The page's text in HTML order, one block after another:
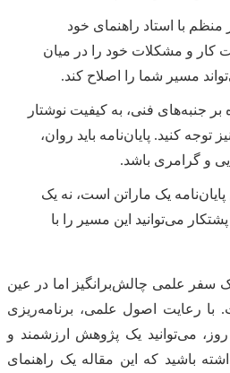
منظم با استاد راهنمای خود
کار و مشکلات خود را در میان
مسیر شما را اصلاح کند.
بر جنبه‌های فنی، به کیفیت نوشتار
نیز توجه کنید. پایان‌نامه باید روان،
و گرامری باشد.
یک ماراتن است، نه یک
می‌توانید این مسیر را با
سفر علمی چالش‌برانگیز اما در عین
رعایت اصول علمی، برنامه‌ریزی
می‌توانید یک پژوهش ارزشمند و
باشید که این مقاله یک راهنمای